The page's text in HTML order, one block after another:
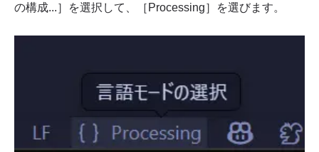
の構成...］を選択して、［Processing］を選びます。